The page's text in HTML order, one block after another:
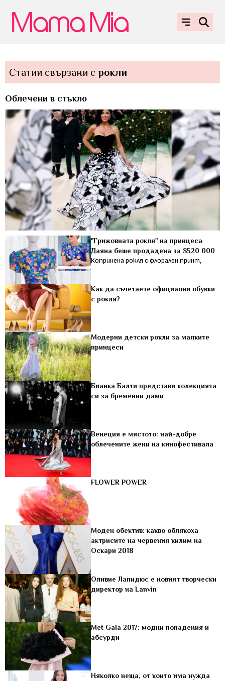
Статии свързани с рокли
Облечени в стъкло
"Грижовната рокля" на принцеса
Даяна беше продадена за $520 000
Копринена рокля с флорален принт,
Как да съчетаете официални обувки
с рокля?
Модерни детски рокли за малките
принцеси
Бианка Балти представи колекцията
си за бременни дами
Венеция е мястото: най-добре
облечените жени на кинофестивала
FLOWER POWER
Моден обектив: какво облякоха
актрисите на червения килим на
Оскари 2018
Оливие Лапидюс е новият творчески
директор на Lanvin
Met Gala 2017: модни попадения и
абсурди
Няколко неща, от които има нужда